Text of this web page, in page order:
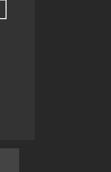
A METÀ, DOUGLAS LUIZ C'È